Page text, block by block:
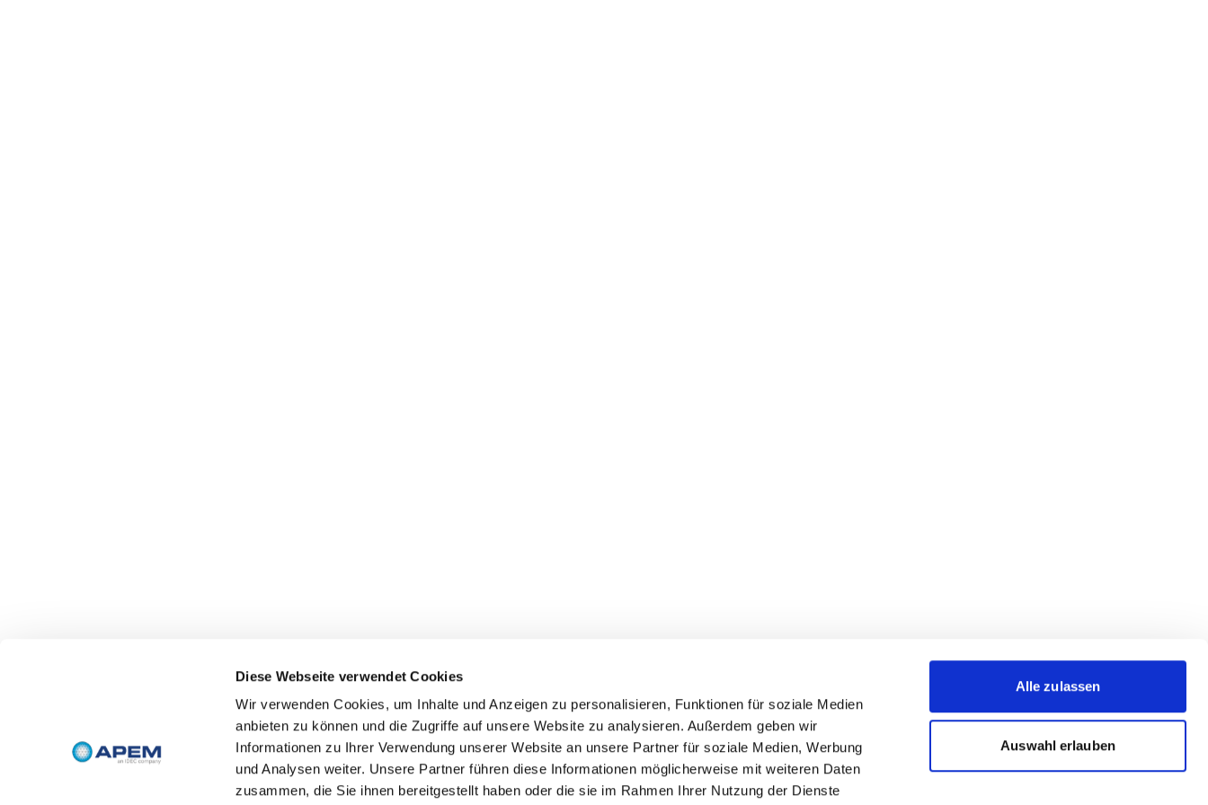
Diese Webseite verwendet Cookies
Wir verwenden Cookies, um Inhalte und Anzeigen zu personalisieren, Funktionen für soziale Medien
anbieten zu können und die Zugriffe auf unsere Website zu analysieren. Außerdem geben wir
Informationen zu Ihrer Verwendung unserer Website an unsere Partner für soziale Medien, Werbung
und Analysen weiter. Unsere Partner führen diese Informationen möglicherweise mit weiteren Daten
zusammen, die Sie ihnen bereitgestellt haben oder die sie im Rahmen Ihrer Nutzung der Dienste
Alle zulassen
Auswahl erlauben